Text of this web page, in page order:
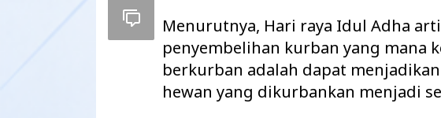
Menurutnya, Hari raya Idul Adha
penyembelihan kurban yang mana
berkurban adalah dapat
hewan yang dikurbankan menjadi